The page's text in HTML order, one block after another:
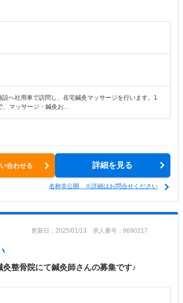
へ社用車で訪問し、在宅鍼灸マッサージを行います。1
、マッサージ・鍼灸お…
合わせる 詳細を見る
名称非公開 ※詳細はお問合せください
更新日：2025/01/13 求人番号：9690217
整骨院にて鍼灸師さんの募集です♪